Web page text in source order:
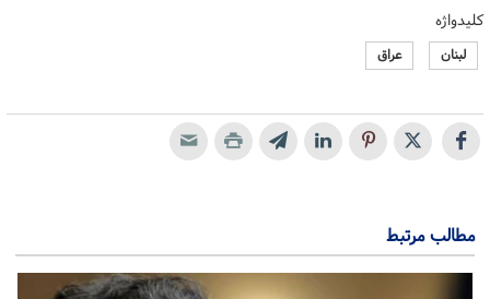
کلیدواژه
لبنان عراق
مطالب مرتبط